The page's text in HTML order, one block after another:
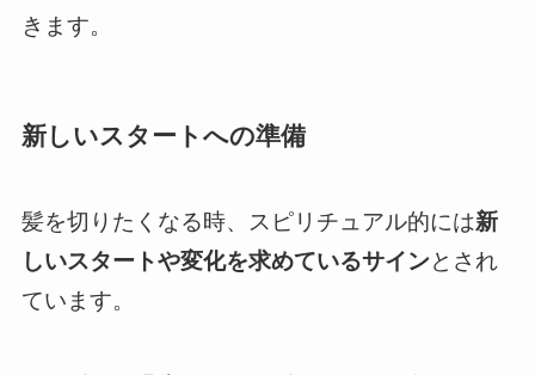
きます。
新しいスタートへの準備
髪を切りたくなる時、スピリチュアル的には新
しいスタートや変化を求めているサインとされ
ています。